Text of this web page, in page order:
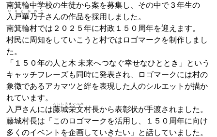
南箕輪中学校の生徒から案を募集し、その中で３年生の
入戸華乃子
いりとかのこ
さんの作品を採用しました。
南箕輪村では２０２５年に村政１５０周年を迎えます。
村民に周知をしていこうと村ではロゴマークを制作しまし
た。
「１５０年の人と木 未来へつなぐ幸せなひととき」という
キャッチフレーズも同時に発表され、ロゴマークには村の
象徴であるアカマツと絆を表現した人のシルエットが描か
れています。
入戸さんには藤城
ふじしろ
栄
えい
文
ぶみ
村長から表彰状が手渡されました。
藤城村長は「このロゴマークを活用し、１５０周年に向け
多くのイベントを企画していきたい」と話していました。